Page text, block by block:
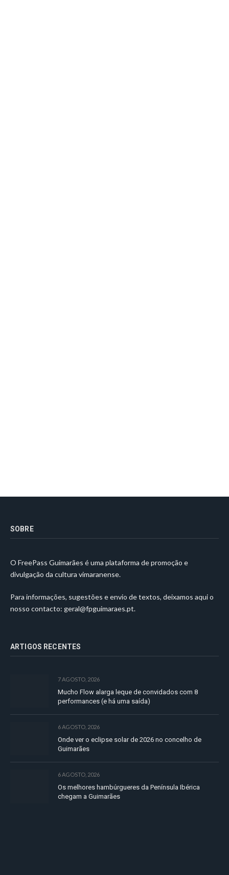
SOBRE
O FreePass Guimarães é uma plataforma de promoção e
divulgação da cultura vimaranense.
Para informações, sugestões e envio de textos, deixamos aqui o
nosso contacto: geral@fpguimaraes.pt.
ARTIGOS RECENTES
7 AGOSTO, 2026
Mucho Flow alarga leque de convidados com 8
performances (e há uma saída)
6 AGOSTO, 2026
Onde ver o eclipse solar de 2026 no concelho de
Guimarães
6 AGOSTO, 2026
Os melhores hambúrgueres da Península Ibérica
chegam a Guimarães